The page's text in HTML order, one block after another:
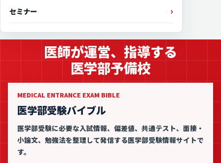
セミナー
医師が運営、指導する
医学部予備校
MEDICAL ENTRANCE EXAM BIBLE
医学部受験バイブル
医学部受験に必要な入試情報、偏差値、共通テスト、面接・
小論文、勉強法を整理して発信する医学部受験情報サイトで
す。